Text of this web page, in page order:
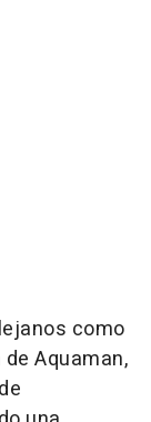
como
Aquaman,